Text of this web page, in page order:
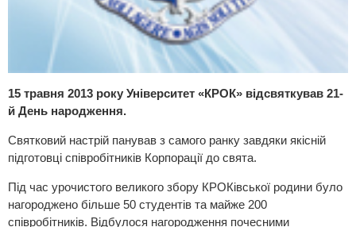
15 травня 2013 року Університет «КРОК» відсвяткував 21-
й День народження.
Святковий настрій панував з самого ранку завдяки якісній
підготовці співробітників Корпорації до свята.
Під час урочистого великого збору КРОКівської родини було
нагороджено більше 50 студентів та майже 200
співробітників. Відбулося нагородження почесними